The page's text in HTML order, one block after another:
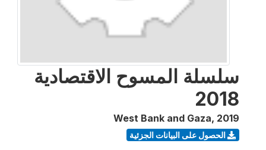
سلسلة المسوح الاقتصادية
2018
West Bank and Gaza, 2019
الحصول على البيانات الجزئية